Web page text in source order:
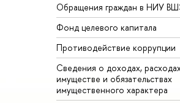
Обращения граждан в НИУ
Фонд целевого капитала
Противодействие коррупции
Сведения о доходах,
имуществе и обязательствах
имущественного характера